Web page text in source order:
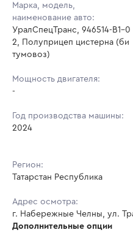
Марка, модель,
наименование авто:
УралСпецТранс, 946514-B1-0
2, Полуприцеп цистерна (би
тумовоз)
Мощность двигателя:
-
Год производства машины:
2024
Регион:
Татарстан Республика
Адрес осмотра:
г. Набережные Челны, ул.
Дополнительные опции